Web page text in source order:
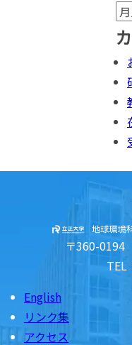
〒360-
TEL
English
リンク集
アクセス